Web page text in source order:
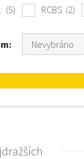
(5) RCBS (2)